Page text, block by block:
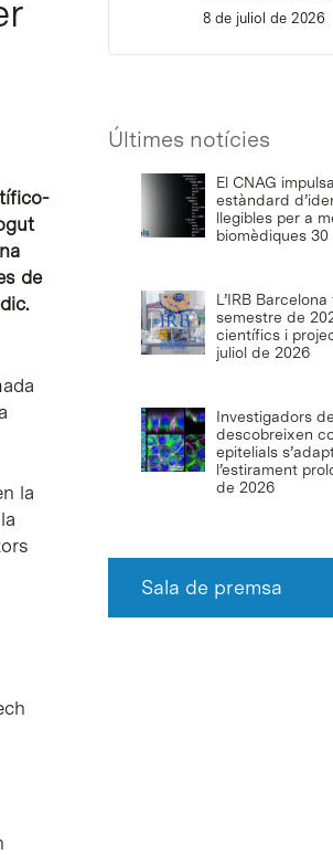
de
la
8 de juliol de 2026
Últimes notícies
El CNAG
estàndard
llegibles per a
biomèdiques 30
L’IRB
semestre de
científics i
juliol de 2026
Investigadors de
descobreixen
epitelials
l’estirament
de 2026
Sala de premsa